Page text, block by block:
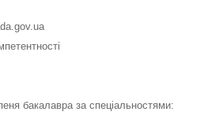
бакалавра за спеціальностями: